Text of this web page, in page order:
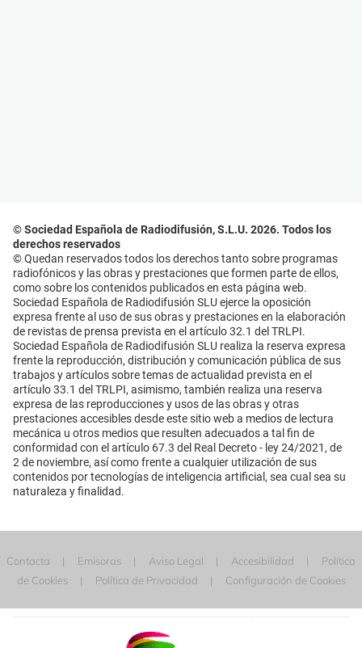
© Sociedad Española de Radiodifusión, S.L.U. 2026. Todos los
derechos reservados
© Quedan reservados todos los derechos tanto sobre programas
radiofónicos y las obras y prestaciones que formen parte de ellos,
como sobre los contenidos publicados en esta página web.
Sociedad Española de Radiodifusión SLU ejerce la oposición
expresa frente al uso de sus obras y prestaciones en la elaboración
de revistas de prensa prevista en el artículo 32.1 del TRLPI.
Sociedad Española de Radiodifusión SLU realiza la reserva expresa
frente la reproducción, distribución y comunicación pública de sus
trabajos y artículos sobre temas de actualidad prevista en el
artículo 33.1 del TRLPI, asimismo, también realiza una reserva
expresa de las reproducciones y usos de las obras y otras
prestaciones accesibles desde este sitio web a medios de lectura
mecánica u otros medios que resulten adecuados a tal fin de
conformidad con el artículo 67.3 del Real Decreto - ley 24/2021, de
2 de noviembre, así como frente a cualquier utilización de sus
contenidos por tecnologías de inteligencia artificial, sea cual sea su
naturaleza y finalidad.
Contacta Emisoras Aviso Legal Accesibilidad
Política
de Cookies
Política de Privacidad Configuración de Cookies